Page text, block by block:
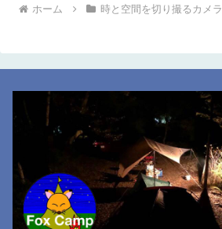
ホーム 時と空間を切り撮るカメラ